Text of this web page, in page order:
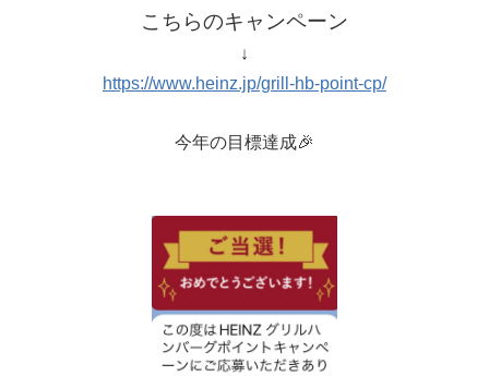
こちらのキャンペーン
↓
https://www.heinz.jp/grill-hb-point-cp/
今年の目標達成🎉